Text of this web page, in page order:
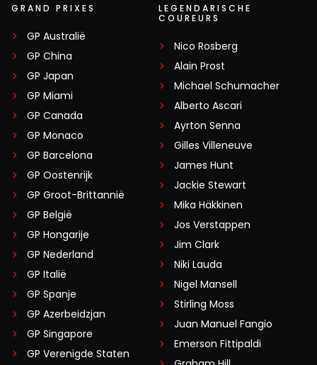
GRAND PRIXES
GP Australië
GP China
GP Japan
GP Miami
GP Canada
GP Monaco
GP Barcelona
GP Oostenrijk
GP Groot-Brittannië
GP België
GP Hongarije
GP Nederland
GP Italië
GP Spanje
GP Azerbeidzjan
GP Singapore
GP Verenigde Staten
LEGENDARISCHE
COUREURS
Nico Rosberg
Alain Prost
Michael Schumacher
Alberto Ascari
Ayrton Senna
Gilles Villeneuve
James Hunt
Jackie Stewart
Mika Häkkinen
Jos Verstappen
Jim Clark
Niki Lauda
Nigel Mansell
Stirling Moss
Juan Manuel Fangio
Emerson Fittipaldi